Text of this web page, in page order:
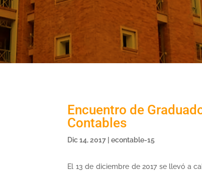
Encuentro de
Contables
Dic 14, 2017 |econtable-15
El 13 de diciembre de 2017 se llevó a